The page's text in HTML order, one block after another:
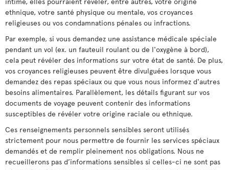
ethnique, votre santé physique ou mentale, vos croyances
religieuses ou vos condamnations pénales ou infractions.
Par exemple, si vous demandez une assistance médicale spéciale
pendant un vol (ex. un fauteuil roulant ou de l'oxygène à bord),
cela peut révéler des informations sur votre état de santé. De plus,
vos croyances religieuses peuvent être divulguées lorsque vous
demandez des repas spéciaux ou que vous nous informez d'autres
besoins alimentaires. Parallèlement, les détails figurant sur vos
documents de voyage peuvent contenir des informations
susceptibles de révéler votre origine raciale ou ethnique.
Ces renseignements personnels sensibles seront utilisés
strictement pour nous permettre de fournir les services spéciaux
demandés et de remplir pleinement nos obligations. Nous ne
recueillerons pas d’informations sensibles si celles-ci ne sont pas